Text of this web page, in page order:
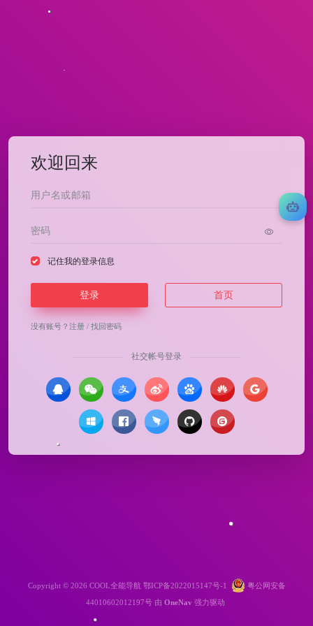
欢迎回来
记住我的登录信息
登录 首页
没有账号？ 注册 / 找回密码
社交帐号登录
Copyright © 2026 COOL全能导航 鄂ICP备2022015147号-1
粤公网安备
44010602012197号 由 OneNav 强力驱动